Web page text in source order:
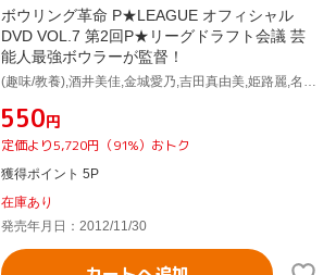
ボウリング革命 P★LEAGUE オフィシャル
DVD VOL.7 第2回P★リーグドラフト会議 芸
能人最強ボウラーが監督！
¥550円
定価より5,720円（91%）おトク
獲得ポイント 5P
在庫あり
発売年月日：2012/11/30